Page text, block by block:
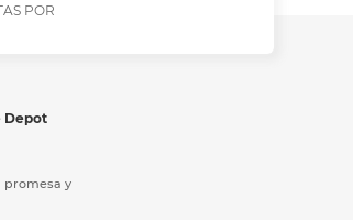
POR
Depot
promesa y